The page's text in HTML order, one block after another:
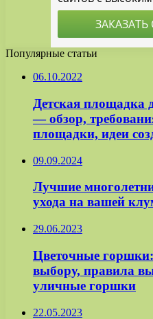
Популярные статьи
06.10.2022
Детская площадка
— обзор,
площадки, идеи
09.09.2024
Лучшие
ухода на вашей
29.06.2023
Цветочные
выбору, правила
уличные горшки
22.05.2023